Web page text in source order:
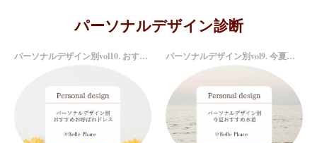
パーソナルデザイン診断
パーソナルデザイン別vol10. おすすめお呼ばれドレス パーソナルデザイン別vol9. 今夏おすすめ水着